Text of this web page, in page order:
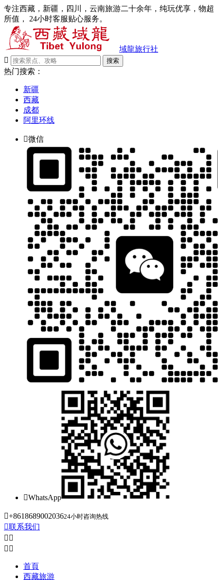
专注西藏，新疆，四川，云南旅游二十余年，纯玩优享，物超
所值， 24小时客服贴心服务。
域龍旅行社

搜索
热门搜索：
新疆
西藏
成都
阿里环线
微信
WhatsApp
+861868900203624小时咨询热线
联系我们
 
 
首頁
西藏旅游